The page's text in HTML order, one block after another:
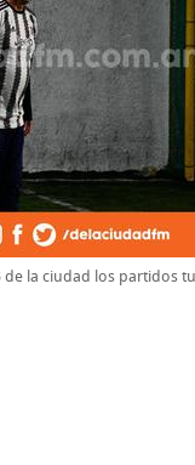
de la ciudad los partidos